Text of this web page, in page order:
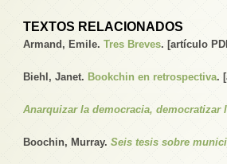
TEXTOS RELACIONADOS
Armand, Emile. Tres Breves. [artículo
Biehl, Janet. Bookchin en retrospectiva.
Anarquizar la democracia, democratizar
Boochin, Murray. Seis tesis sobre